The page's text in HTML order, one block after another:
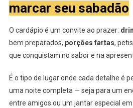
marcar seu sabadão
O cardápio é um convite ao prazer:
bem preparados, porções fartas,
que conquistam no sabor e na
É o tipo de lugar onde cada detalhe é
uma noite completa — seja para um
entre amigos ou um jantar especial